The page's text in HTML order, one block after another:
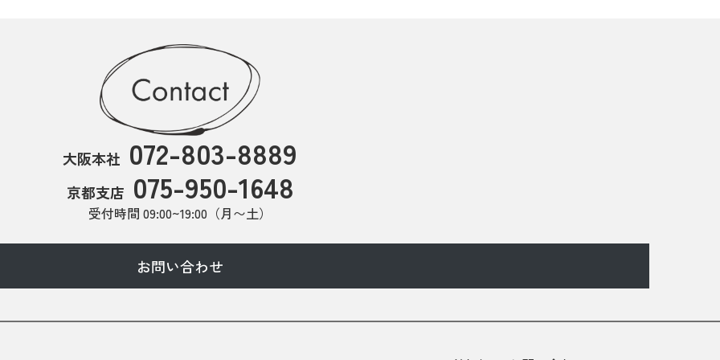
大阪本社 072-803-8889
京都支店 075-950-1648
受付時間 09:00~19:00（月〜土）
お問い合わせ